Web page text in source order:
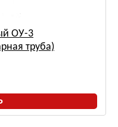
ОУ-3
труба)